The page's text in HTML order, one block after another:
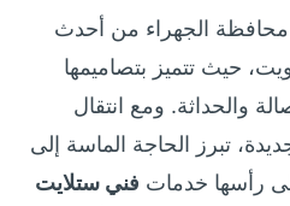
الجهراء من أحدث
حيث تتميز بتصاميمها
والحداثة. ومع انتقال
تبرز الحاجة الماسة إلى
رأسها خدمات فني ستلايت